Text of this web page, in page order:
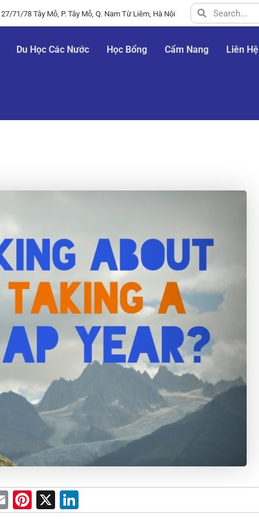
71/78 Tây Mỗ, P. Tây Mỗ, Q. Nam Từ Liêm, Hà Nội
Du Học Các Nước Học Bổng Cẩm Nang Liên Hệ
E
m
Pi
nt
X
n